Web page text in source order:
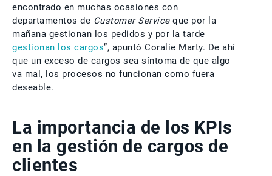
encontrado en muchas ocasiones con
departamentos de Customer Serviceque por la
mañana gestionan los pedidos y por la tarde
gestionan los cargos”, apuntó Coralie Marty. De ahí
que un exceso de cargos sea síntoma de que algo
va mal, los procesos no funcionan como fuera
deseable.
La importancia de los KPIs
en la gestión de cargos de
clientes